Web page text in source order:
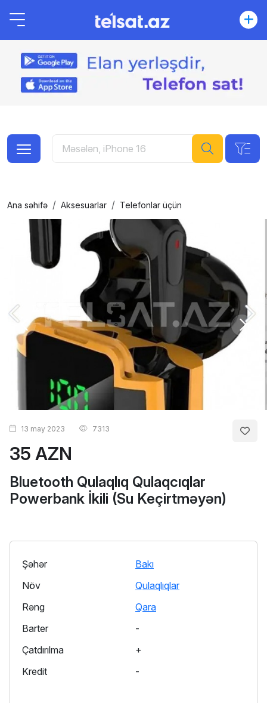
Ana səhifə Aksesuarlar Telefonlar üçün
35 AZN
Bluetooth Qulaqlıq Qulaqcıqlar
Powerbank İkili (Su Keçirtməyən)
13 may 2023 7313
Şəhər
Bakı
Növ
Qulaqlıqlar
Rəng
Qara
Barter
-
Çatdırılma
+
Kredit
-